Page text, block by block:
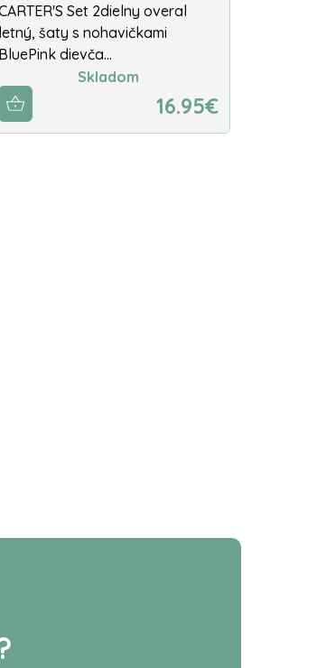
Set 2dielny overal
letný, šaty s nohavičkami
BluePink dievča…
Skladom
16.95€